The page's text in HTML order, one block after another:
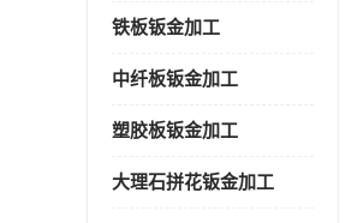
铁板钣金加工
中纤板钣金加工
塑胶板钣金加工
大理石拼花钣金加工